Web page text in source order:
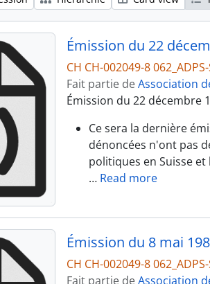
Émission du 22
CH CH-002049-8
Fait partie deAssociation
Émission du 22 décembre
Ce sera la dernière
dénoncées n'ont pas
politiques en Suisse et
… Read more
Émission du 8 mai
CH CH-002049-8
Fait partie deAssociation